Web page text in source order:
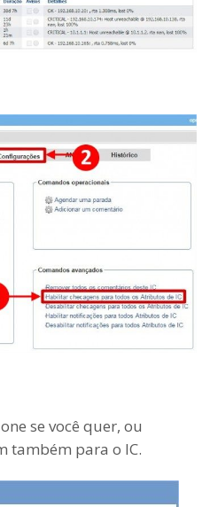
se você quer, ou
também para o IC.